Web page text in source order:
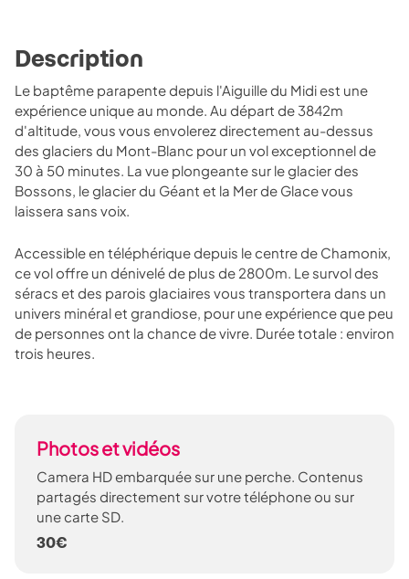
Description
Le baptême parapente depuis l'Aiguille du Midi est une
expérience unique au monde. Au départ de 3842m
d'altitude, vous vous envolerez directement au-dessus
des glaciers du Mont-Blanc pour un vol exceptionnel de
30 à 50 minutes. La vue plongeante sur le glacier des
Bossons, le glacier du Géant et la Mer de Glace vous
laissera sans voix.
Accessible en téléphérique depuis le centre de Chamonix,
ce vol offre un dénivelé de plus de 2800m. Le survol des
séracs et des parois glaciaires vous transportera dans un
univers minéral et grandiose, pour une expérience que peu
de personnes ont la chance de vivre. Durée totale : environ
trois heures.
Photos et vidéos
Camera HD embarquée sur une perche. Contenus
partagés directement sur votre téléphone ou sur
une carte SD.
30€